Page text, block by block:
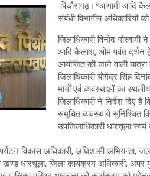
e
gr
a
m
पिथौरागढ़।*आगामी आदि
संबंधी विभागीय अधिकारियों
जिलाधिकारी विनोद
आदि कैलाश, ओम पर्वत दर्शन
आयोजित की जाने वाली
जिलाधिकारी योगेंद्र सिंह
मार्गों एवं व्यवस्थाओं का
जिलाधिकारी ने निर्देश दिए
समुचित व्यवस्थायें सुनिश्चित
उपजिलाधिकारी धारचूला
विकास अधिकारी, अधिशासी अभियन्ता,
खण्ड धारचूला, जिला कार्यक्रम अधिकारी,